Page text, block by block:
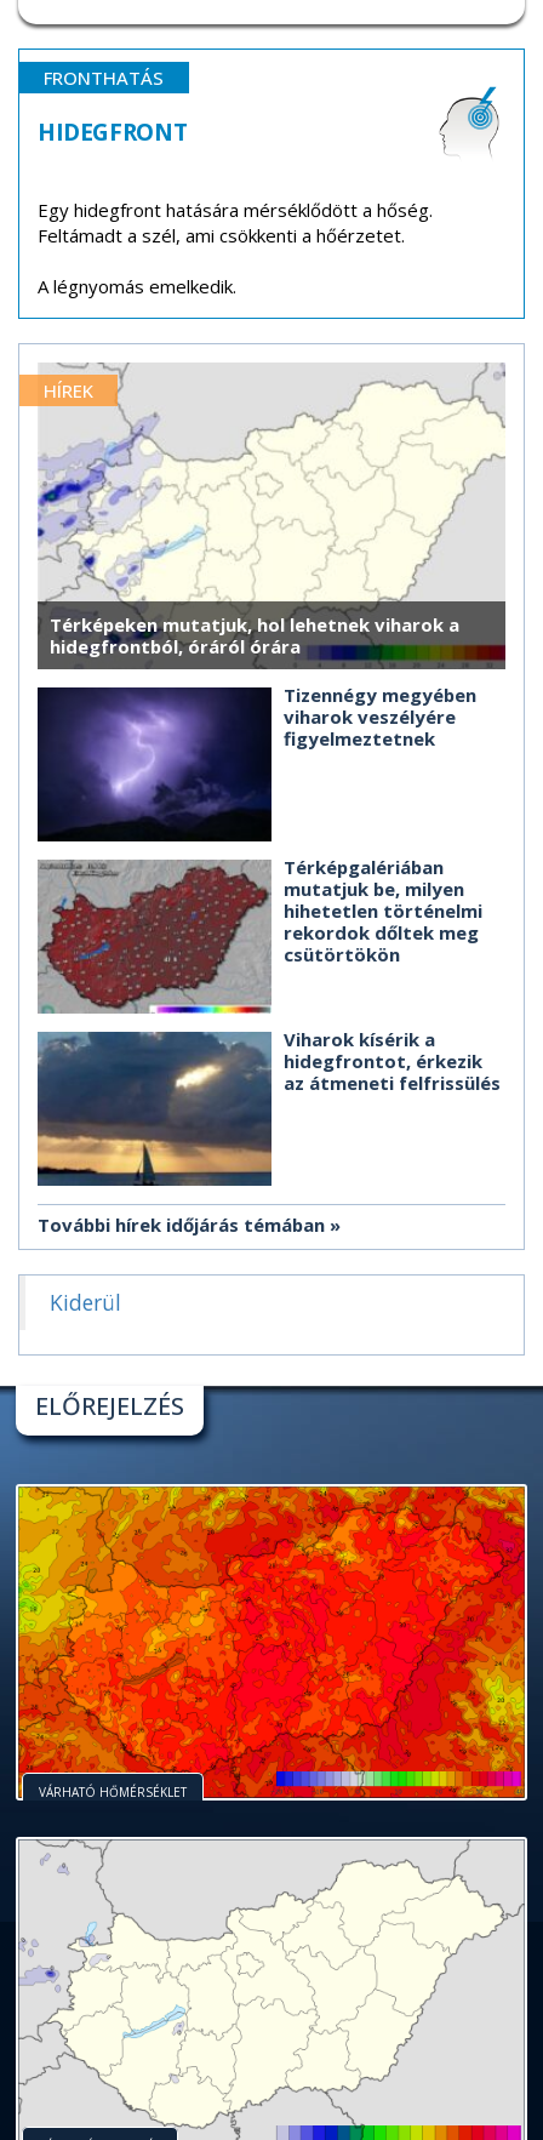
FRONTHATÁS
HIDEGFRONT
Egy hidegfront hatására mérséklődött a hőség.
Feltámadt a szél, ami csökkenti a hőérzetet.
A légnyomás emelkedik.
HÍREK
Térképeken mutatjuk, hol lehetnek viharok a
hidegfrontból, óráról órára
Tizennégy megyében
viharok veszélyére
figyelmeztetnek
Térképgalériában
mutatjuk be, milyen
hihetetlen történelmi
rekordok dőltek meg
csütörtökön
Viharok kísérik a
hidegfrontot, érkezik
az átmeneti felfrissülés
További hírek időjárás témában
Kiderül
ELŐREJELZÉS
VÁRHATÓ HŐMÉRSÉKLET